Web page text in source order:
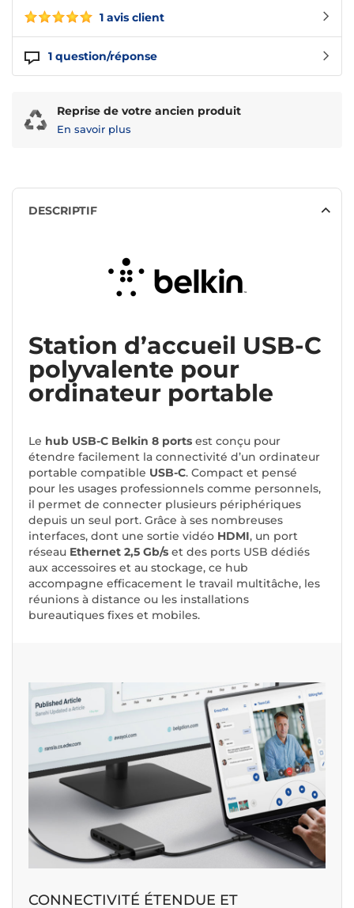
1 avis client
1 question/réponse
Reprise de votre ancien produit
En savoir plus
DESCRIPTIF
Station d’accueil USB-C
polyvalente pour
ordinateur portable
Le hub USB-C Belkin 8 ports est conçu pour
étendre facilement la connectivité d’un ordinateur
portable compatible USB-C. Compact et pensé
pour les usages professionnels comme personnels,
il permet de connecter plusieurs périphériques
depuis un seul port. Grâce à ses nombreuses
interfaces, dont une sortie vidéo HDMI, un port
réseau Ethernet 2,5 Gb/s et des ports USB dédiés
aux accessoires et au stockage, ce hub
accompagne efficacement le travail multitâche, les
réunions à distance ou les installations
bureautiques fixes et mobiles.
CONNECTIVITÉ ÉTENDUE ET